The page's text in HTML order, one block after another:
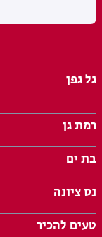
גל גפן
רמת גן
בת ים
נס ציונה
טעים להכיר